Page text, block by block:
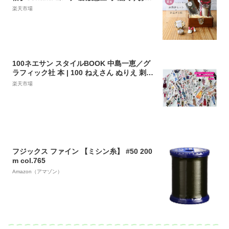
縫セット 「寒椿」 星の待針 波佐見焼のマグ
楽天市場
100ネエサン スタイルBOOK 中島一恵／グ
ラフィック社 本 | 100 ねえさん ぬりえ 刺し
ゅう 着せ替え 作品集 楽しみ方 バイブル
楽天市場
フジックス ファイン 【ミシン糸】 #50 200
m col.765
Amazon（アマゾン）